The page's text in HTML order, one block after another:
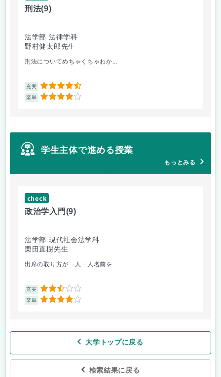
刑法(9)
法学部 法律学科
野村健太郎先生
刑法についてめちゃくちゃわか...
充実 4.5
楽単 4
学生主体で進める授業
もっとみる
check
政治学入門(9)
法学部 現代社会法学科
栗田直樹先生
出席の取り方が一人一人名前を...
充実 2.5
楽単 4
大学トップに戻る
検索結果に戻る